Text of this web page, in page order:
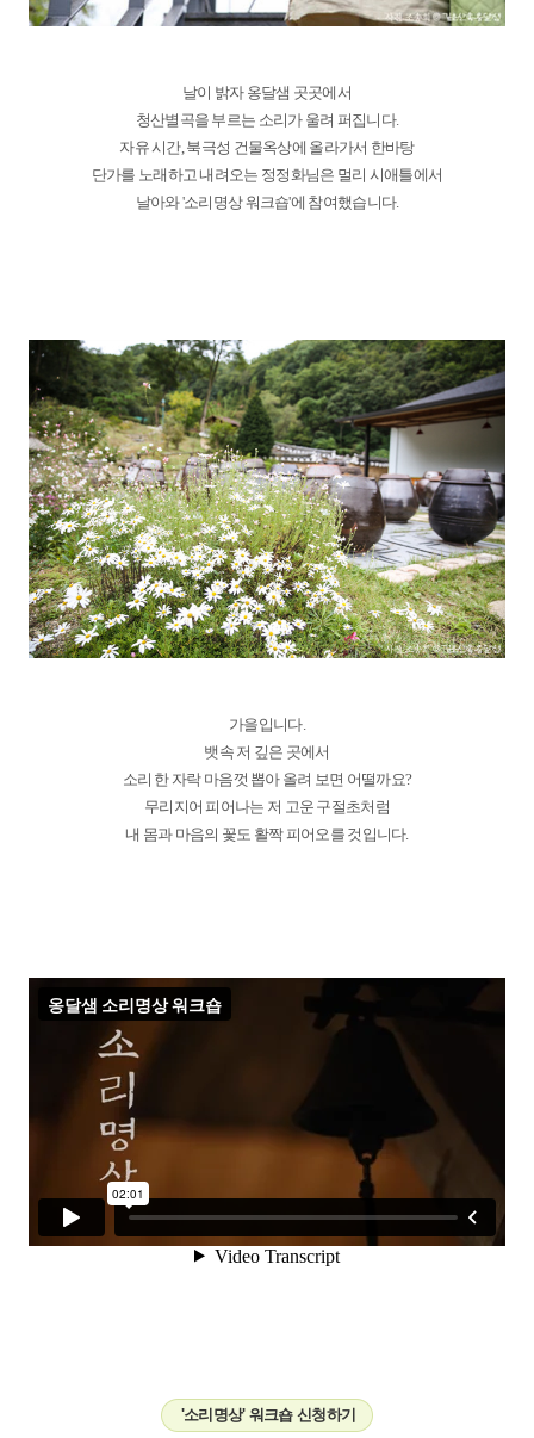
날이 밝자 옹달샘 곳곳에서
청산별곡을 부르는 소리가 울려 퍼집니다.
자유 시간, 북극성 건물옥상에 올라가서 한바탕
단가를 노래하고 내려오는 정정화님은 멀리 시애틀에서
날아와 '소리명상 워크숍'에 참여했습니다.
가을입니다.
뱃속 저 깊은 곳에서
소리 한 자락 마음껏 뽑아 올려 보면 어떨까요?
무리지어 피어나는 저 고운 구절초처럼
내 몸과 마음의 꽃도 활짝 피어오를 것입니다.
'소리명상' 워크숍 신청하기